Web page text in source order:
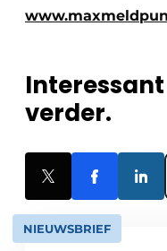
verder.
NIEUWSBRIEF